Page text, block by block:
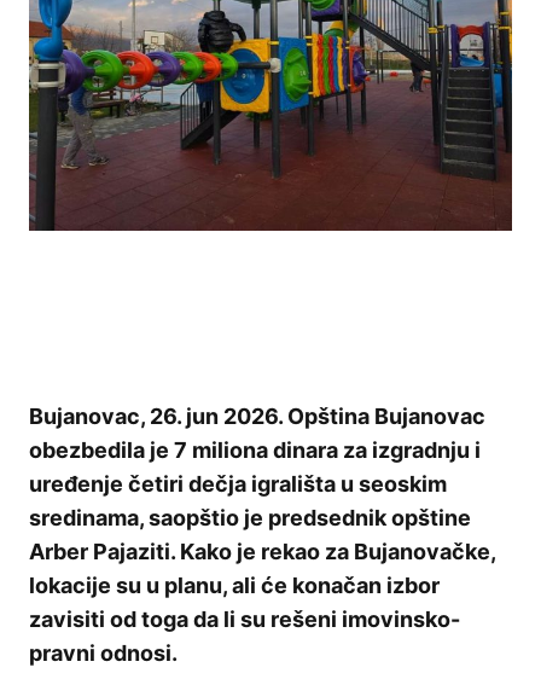
Bujanovac, 26. jun 2026. Opština Bujanovac
obezbedila je 7 miliona dinara za izgradnju i
uređenje četiri dečja igrališta u seoskim
sredinama, saopštio je predsednik opštine
Arber Pajaziti. Kako je rekao za Bujanovačke,
lokacije su u planu, ali će konačan izbor
zavisiti od toga da li su rešeni imovinsko-
pravni odnosi.